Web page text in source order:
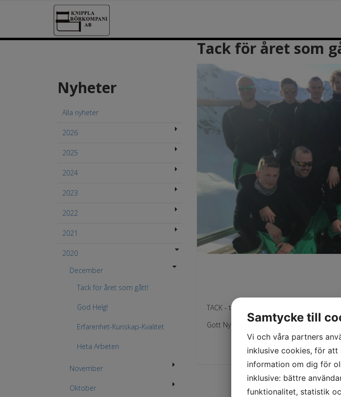
Nyheter
Alla nyheter
2026
2025
2024
2023
2022
2021
2020
December
Tack för året som gått!
God Helg!
Erfarenhet-Kunskap-Kvalitet
Heta Arbeten
November
Oktober
Tack för året som
TACK - till alla våra kunder, leverantörer
Gott Nytt År!
Samtycke till
Vi och våra partners
inklusive cookies, för att
information om dig för
inklusive: bättre
funktionalitet, statistik